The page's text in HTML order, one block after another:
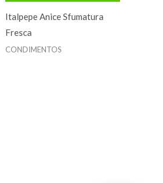
Italpepe Anice Sfumatura
Fresca
CONDIMENTOS